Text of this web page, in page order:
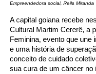
Empreendedora social, Reila Miranda
A capital goiana recebe
Cultural Martim Cererê, a
Feminina, evento que
e uma história de
conceito de cuidado
sua cura de um câncer no